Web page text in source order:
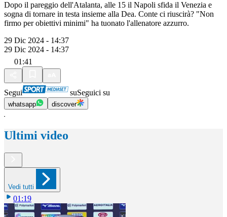
Dopo il pareggio dell'Atalanta, alle 15 il Napoli sfida il Venezia e
sogna di tornare in testa insieme alla Dea. Conte ci riuscirà? "Non
firmo per obiettivi minimi" ha tuonato l'allenatore azzurro.
29 Dic 2024 - 14:37
29 Dic 2024 - 14:37
01:41
Segui suSeguici su
whatsapp discover
Ultimi video
Vedi tutti
01:19